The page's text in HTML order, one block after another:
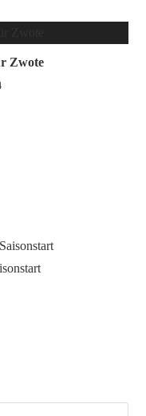
Zwote